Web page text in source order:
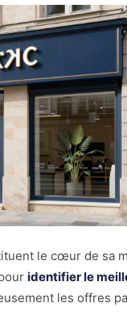
le cœur de sa
identifier le
les offres